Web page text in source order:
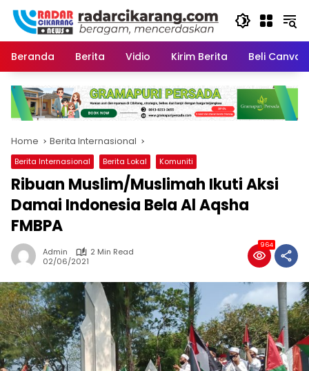
Skip
content
Beranda
Berita Vidio Kirim Berita Beli
Home Berita Internasional
Berita Internasional Berita Lokal Komuniti
Ribuan Muslim/Muslimah Ikuti Aksi
Damai Indonesia Bela Al Aqsha
FMBPA
Admin
2 Min Read
02/06/2021
964